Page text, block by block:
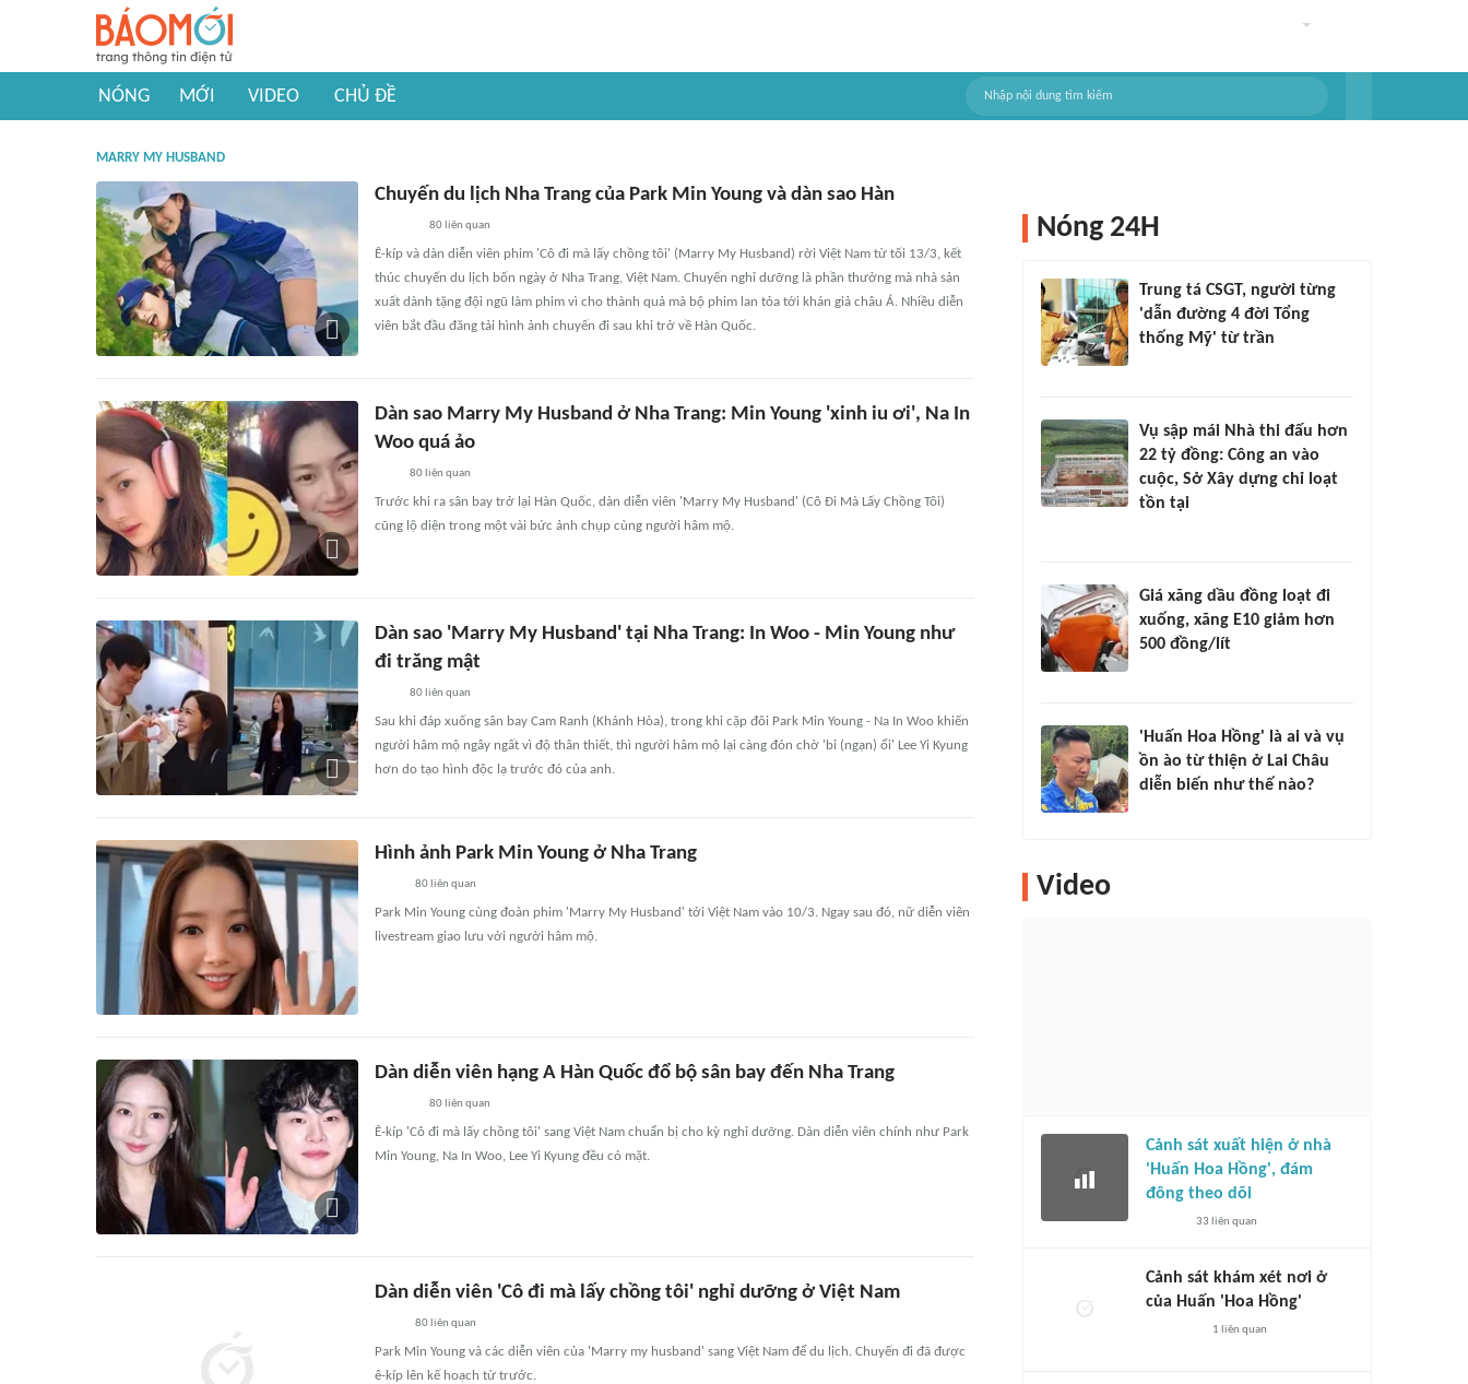
NÓNG MỚI VIDEO CHỦ ĐỀ
MARRY MY HUSBAND
Chuyến du lịch Nha Trang của Park Min Young và dàn sao Hàn
80liên quan
Ê-kíp và dàn diễn viên phim 'Cô đi mà lấy chồng tôi' (Marry My Husband) rời Việt Nam từ tối 13/3, kết
thúc chuyến du lịch bốn ngày ở Nha Trang, Việt Nam. Chuyến nghỉ dưỡng là phần thưởng mà nhà sản
xuất dành tặng đội ngũ làm phim vì cho thành quả mà bộ phim lan tỏa tới khán giả châu Á. Nhiều diễn
viên bắt đầu đăng tải hình ảnh chuyến đi sau khi trở về Hàn Quốc.
Dàn sao Marry My Husband ở Nha Trang: Min Young 'xinh iu ơi', Na In
Woo quá ảo
80 liên quan
Trước khi ra sân bay trở lại Hàn Quốc, dàn diễn viên 'Marry My Husband' (Cô Đi Mà Lấy Chồng Tôi)
cũng lộ diện trong một vài bức ảnh chụp cùng người hâm mộ.
Dàn sao 'Marry My Husband' tại Nha Trang: In Woo - Min Young như
đi trăng mật
80 liên quan
Sau khi đáp xuống sân bay Cam Ranh (Khánh Hòa), trong khi cặp đôi Park Min Young - Na In Woo khiến
người hâm mộ ngây ngất vì độ thân thiết, thì người hâm mộ lại càng đón chờ 'bỉ (ngạn) ổi' Lee Yi Kyung
hơn do tạo hình độc lạ trước đó của anh.
Hình ảnh Park Min Young ở Nha Trang
80liên quan
Park Min Young cùng đoàn phim 'Marry My Husband' tới Việt Nam vào 10/3. Ngay sau đó, nữ diễn viên
livestream giao lưu với người hâm mộ.
Dàn diễn viên hạng A Hàn Quốc đổ bộ sân bay đến Nha Trang
80liên quan
Ê-kíp 'Cô đi mà lấy chồng tôi' sang Việt Nam chuẩn bị cho kỳ nghỉ dưỡng. Dàn diễn viên chính như Park
Min Young, Na In Woo, Lee Yi Kyung đều có mặt.
Dàn diễn viên 'Cô đi mà lấy chồng tôi' nghỉ dưỡng ở Việt Nam
80liên quan
Park Min Young và các diễn viên của 'Marry my husband' sang Việt Nam để du lịch. Chuyến đi đã được
ê-kíp lên kế hoạch từ trước.
Nóng 24H
Trung tá CSGT, người từng
'dẫn đường 4 đời Tổng
thống Mỹ' từ trần
Vụ sập mái Nhà thi đấu hơn
22 tỷ đồng: Công an vào
cuộc, Sở Xây dựng chỉ loạt
tồn tại
Giá xăng dầu đồng loạt đi
xuống, xăng E10 giảm hơn
500 đồng/lít
'Huấn Hoa Hồng' là ai và vụ
ồn ào từ thiện ở Lai Châu
diễn biến như thế nào?
Video
Cảnh sát xuất hiện ở nhà
'Huấn Hoa Hồng', đám
đông theo dõi
33 liên quan
Cảnh sát khám xét nơi ở
của Huấn 'Hoa Hồng'
1 liên quan